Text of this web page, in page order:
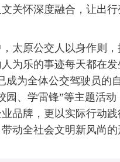
关怀深度融合，让出行
原公交人以身作则，
为乐的事迹每天都在发
成为全体公交驾驶员的
园、学雷锋”等主题活动
品牌，更以实际行动
动全社会文明新风尚的